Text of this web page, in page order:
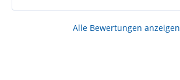
besichtigen.
Alle Bewertungen anzeigen